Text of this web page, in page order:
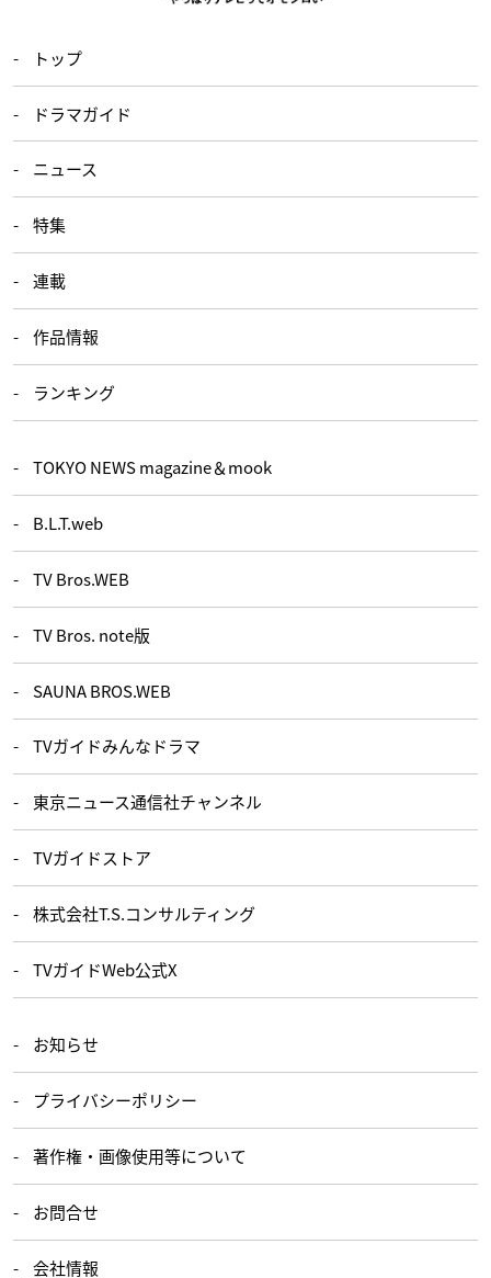
トップ
ドラマガイド
ニュース
特集
連載
作品情報
ランキング
TOKYO NEWS magazine＆mook
B.L.T.web
TV Bros.WEB
TV Bros. note版
SAUNA BROS.WEB
TVガイドみんなドラマ
東京ニュース通信社チャンネル
TVガイドストア
株式会社T.S.コンサルティング
TVガイドWeb公式X
お知らせ
プライバシーポリシー
著作権・画像使用等について
お問合せ
会社情報